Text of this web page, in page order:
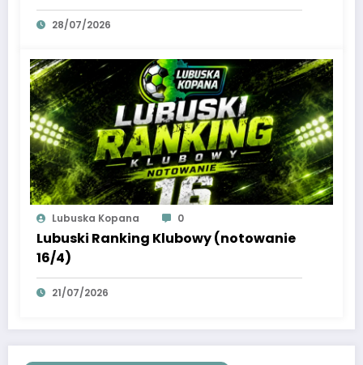
28/07/2026
Lubuska Kopana 0
Lubuski Ranking Klubowy (notowanie
16/4)
21/07/2026